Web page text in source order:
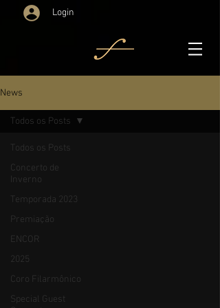
Login
News
Todos os Posts
Concerto de
Inverno
Temporada 2023
Premiação
ENCOR
2025
Coro Filarmônico
Special Guest
Todos os Posts